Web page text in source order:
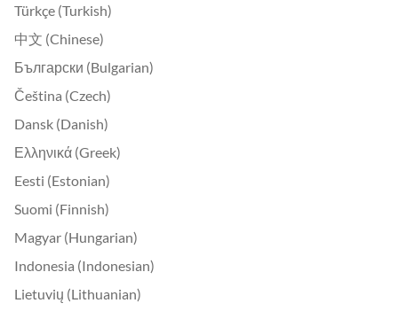
Türkçe (Turkish)
中文 (Chinese)
Български (Bulgarian)
Čeština (Czech)
Dansk (Danish)
Ελληνικά (Greek)
Eesti (Estonian)
Suomi (Finnish)
Magyar (Hungarian)
Indonesia (Indonesian)
Lietuvių (Lithuanian)